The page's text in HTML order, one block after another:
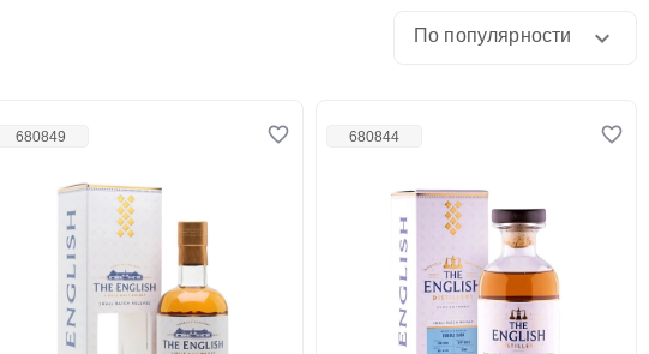
По популярности
680849 680844